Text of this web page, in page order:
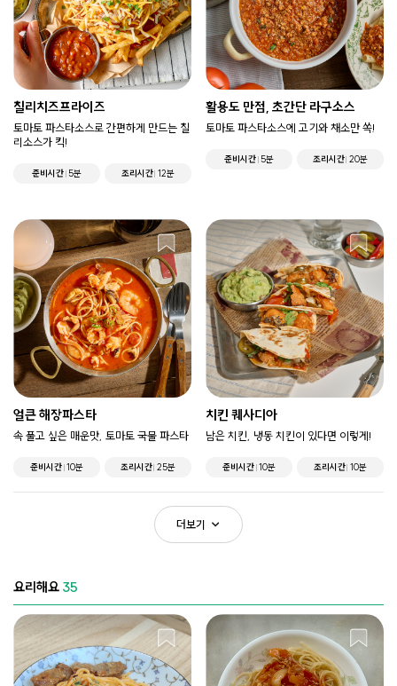
칠리치즈프라이즈
토마토 파스타소스로 간편하게 만드는 칠
리소스가 킥!
준비시간 5분 조리시간 12분
활용도 만점, 초간단 라구소스
토마토 파스타소스에 고기와 채소만 쏙!
준비시간 5분 조리시간 20분
얼큰 해장파스타
속 풀고 싶은 매운맛, 토마토 국물 파스타
준비시간 10분 조리시간 25분
치킨 퀘사디아
남은 치킨, 냉동 치킨이 있다면 이렇게!
준비시간 10분 조리시간 10분
더보기
요리해요 35